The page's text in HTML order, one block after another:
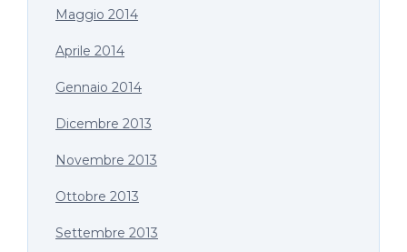
Maggio 2014
Aprile 2014
Gennaio 2014
Dicembre 2013
Novembre 2013
Ottobre 2013
Settembre 2013